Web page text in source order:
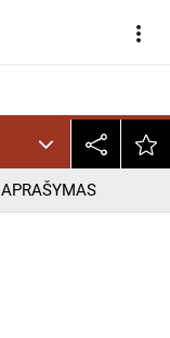
more_vert
APRAŠYMAS